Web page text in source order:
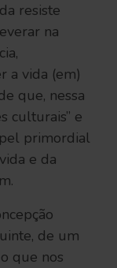
resiste
na
a vida (em)
que, nessa
culturais” e
primordial
e da
de um
que nos